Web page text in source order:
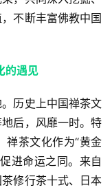
不断丰富佛教中国
的遇见
历史上中国禅茶文
后，风靡一时。特
禅茶文化作为“黄金
进命运之同。来自
修行茶十式、日本